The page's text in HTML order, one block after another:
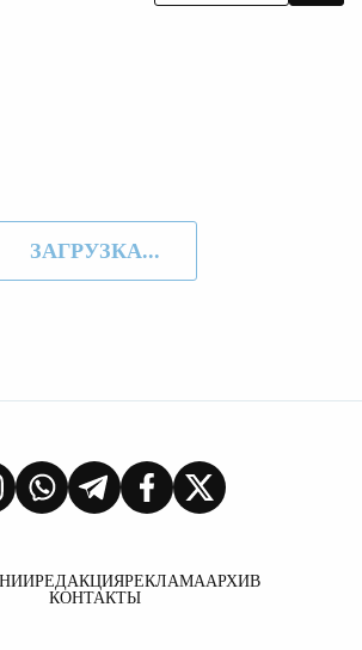
ЗАГРУЗКА...
РЕДАКЦИЯРЕКЛАМААРХИВ
КОНТАКТЫ